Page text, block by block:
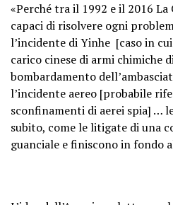
«Perché tra il 1992 e il 2016 La
capaci di risolvere ogni
l’incidente di Yinhe [caso in
carico cinese di armi chimiche
bombardamento
l’incidente aereo [probabile
sconfinamenti di aerei spia] …
subito, come le litigate di una
guanciale e finiscono in fondo